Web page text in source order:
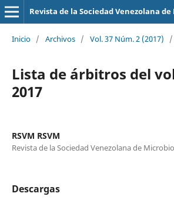
Revista de la Sociedad Venezolana
Inicio / Archivos / Vol. 37 Núm. 2 (2017) /
Lista de árbitros del
2017
RSVM RSVM
Revista de la Sociedad Venezolana de
Descargas